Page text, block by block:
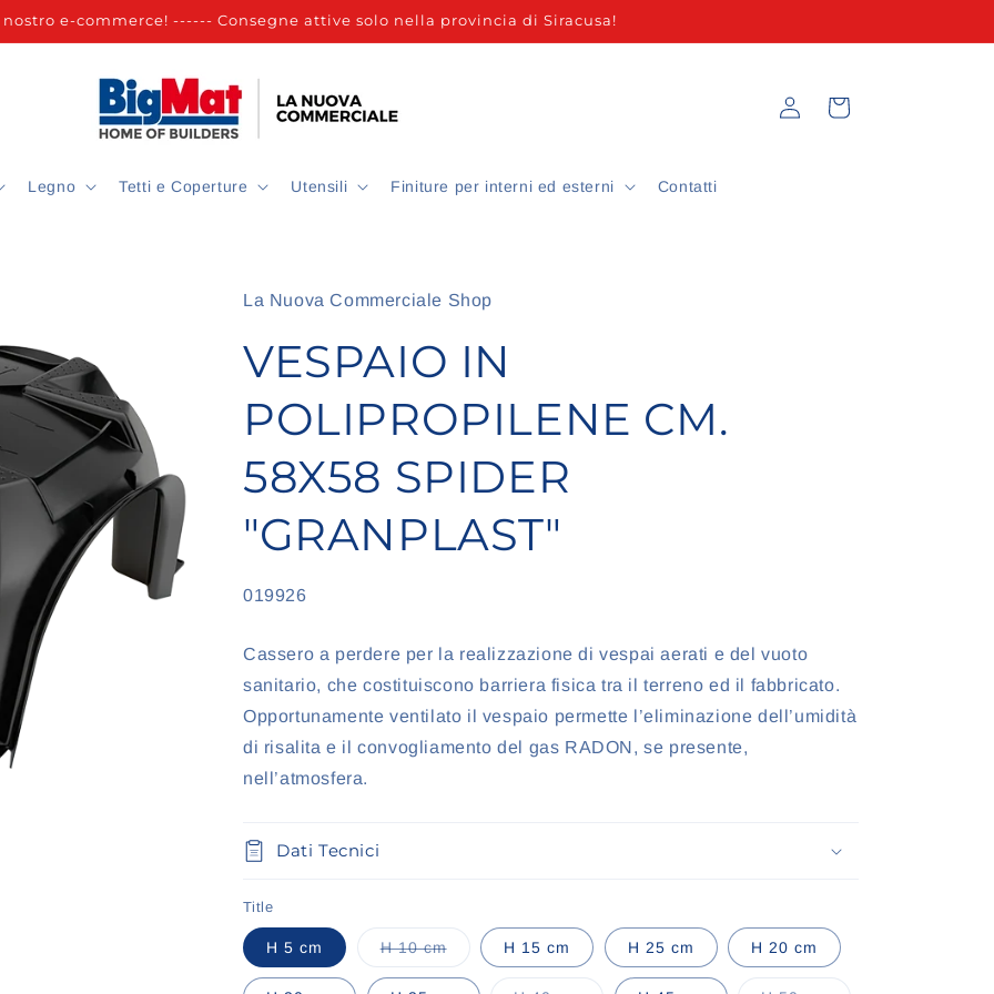
e-commerce! ------ Consegne attive solo nella provincia di Siracusa!
Legno Tetti e Coperture Utensili Finiture per interni ed esterni Contatti
Accedi Carrello
La Nuova Commerciale Shop
VESPAIO IN
POLIPROPILENE CM.
58X58 SPIDER
"GRANPLAST"
SKU:
019926
Cassero a perdere per la realizzazione di vespai aerati e del vuoto
sanitario, che costituiscono barriera fisica tra il terreno ed il fabbricato.
Opportunamente ventilato il vespaio permette l’eliminazione dell’umidità
di risalita e il convogliamento del gas RADON, se presente,
nell’atmosfera.
Dati Tecnici
Title
H 5 cm H 10 cmVariante
esaurita
o
H 15 cm H 25 cm H 20 cm